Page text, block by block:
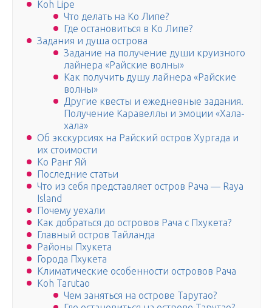
Koh Lipe
Что делать на Ко Липе?
Где остановиться в Ко Липе?
Задания и душа острова
Задание на получение души круизного
лайнера «Райские волны»
Как получить душу лайнера «Райские
волны»
Другие квесты и ежедневные задания.
Получение Каравеллы и эмоции «Хала-
хала»
Об экскурсиях на Райский остров Хургада и
их стоимости
Ко Ранг Яй
Последние статьи
Что из себя представляет остров Рача — Raya
Island
Почему уехали
Как добраться до островов Рача с Пхукета?
Главный остров Тайланда
Районы Пхукета
Города Пхукета
Климатические особенности островов Рача
Koh Tarutao
Чем заняться на острове Тарутао?